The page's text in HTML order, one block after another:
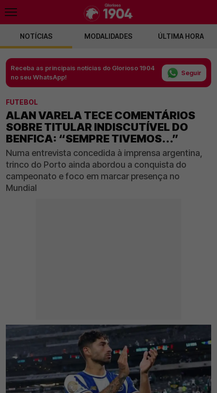
NOTÍCIAS MODALIDADES ÚLTIMA HORA
Receba as principais notícias do Glorioso 1904
no seu WhatsApp!
Seguir
FUTEBOL
ALAN VARELA TECE COMENTÁRIOS
SOBRE TITULAR INDISCUTÍVEL DO
BENFICA: “SEMPRE TIVEMOS...”
Numa entrevista concedida à imprensa argentina,
trinco do Porto ainda abordou a conquista do
campeonato e foco em marcar presença no
Mundial